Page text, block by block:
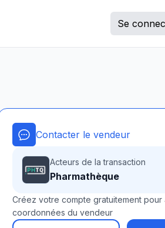
Se
Contacter le vendeur
Acteurs de la transaction
Pharmathèque
Créez votre compte gratuitement pour
coordonnées du vendeur